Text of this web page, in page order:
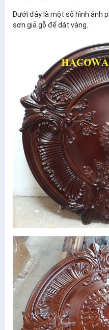
Dưới đây là một số hình ảnh
sơn giả gỗ để dát vàng.